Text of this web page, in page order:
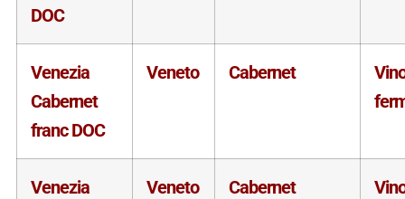
DOC
Venezia
Cabernet
franc DOC
Veneto Cabernet
Venezia
Veneto Cabernet